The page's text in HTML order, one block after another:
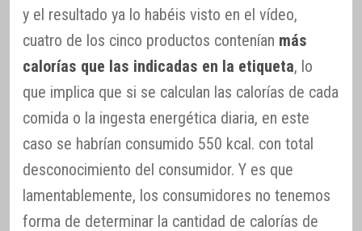
y el resultado ya lo habéis visto en el vídeo,
cuatro de los cinco productos contenían más
calorías que las indicadas en la etiqueta, lo
que implica que si se calculan las calorías de cada
comida o la ingesta energética diaria, en este
caso se habrían consumido 550 kcal. con total
desconocimiento del consumidor. Y es que
lamentablemente, los consumidores no tenemos
forma de determinar la cantidad de calorías de